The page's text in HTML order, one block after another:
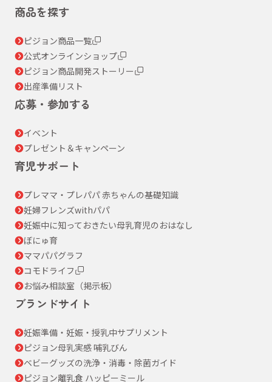
商品を探す
ピジョン商品一覧
公式オンラインショップ
ピジョン商品開発ストーリー
出産準備リスト
応募・参加する
イベント
プレゼント＆キャンペーン
育児サポート
プレママ・プレパパ 赤ちゃんの基礎知識
妊婦フレンズwithパパ
妊娠中に知っておきたい母乳育児のおはなし
ぼにゅ育
ママパパグラフ
コモドライフ
お悩み相談室（掲示板）
ブランドサイト
妊娠準備・妊娠・授乳中サプリメント
ピジョン母乳実感 哺乳びん
ベビーグッズの洗浄・消毒・除菌ガイド
ピジョン離乳食 ハッピーミール